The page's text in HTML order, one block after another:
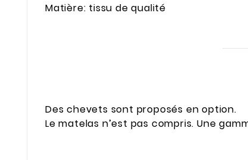
Matière: tissu de qualité
Des chevets sont proposés en option.
Le matelas n’est pas compris. Une